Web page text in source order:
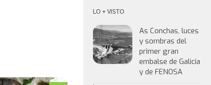
LO + VISTO
As Conchas, luces
y sombras del
primer gran
embalse de Galicia
y de FENOSA